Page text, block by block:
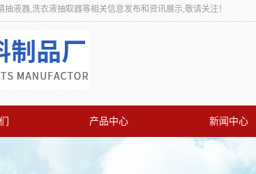
抽液器,洗衣液抽取器等相关信息发布和资讯展示,敬请关注！
产品中心 新闻中心